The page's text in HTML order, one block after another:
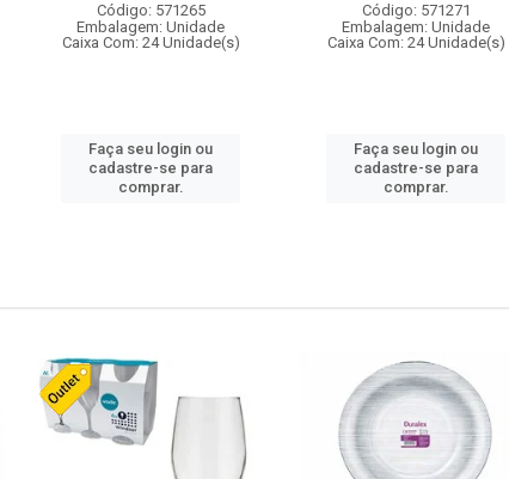
Código: 571265
Embalagem: Unidade
Caixa Com: 24 Unidade(s)
Faça seu login ou
cadastre-se para
comprar.
Código: 571271
Embalagem: Unidade
Caixa Com: 24 Unidade(s)
Faça seu login ou
cadastre-se para
comprar.